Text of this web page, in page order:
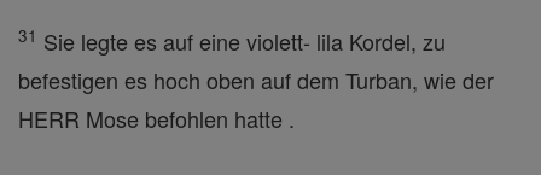
31 Sie legte es auf eine violett- lila Kordel, zu
befestigen es hoch oben auf dem Turban, wie der
HERR Mose befohlen hatte .